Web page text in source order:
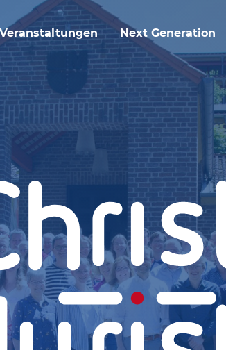
Veranstaltungen Next Generation